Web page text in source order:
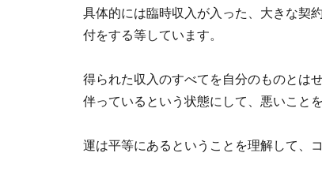
具体的には臨時収入が入った、大きな契
付をする等しています。
得られた収入のすべてを自分のものとは
伴っているという状態にして、悪いこと
運は平等にあるということを理解して、